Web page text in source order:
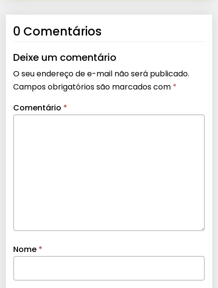
0 Comentários
Deixe um comentário
O seu endereço de e-mail não será publicado.
Campos obrigatórios são marcados com *
Comentário *
Nome *